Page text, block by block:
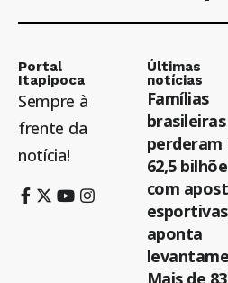
Portal
Itapipoca
Sempre à
frente da
notícia!
Últimas
notícias
Famílias
brasileiras
perderam
62,5
com
aponta
Mais de